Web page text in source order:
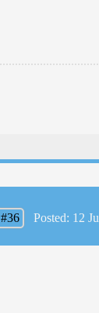
#36 Posted: 12